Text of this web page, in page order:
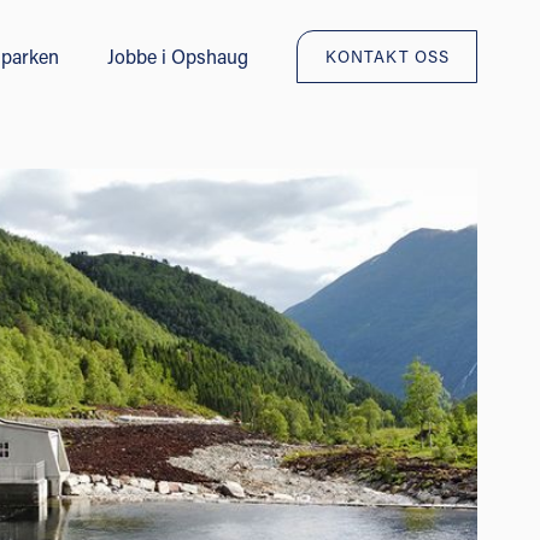
Jobbe i Opshaug KONTAKT OSS